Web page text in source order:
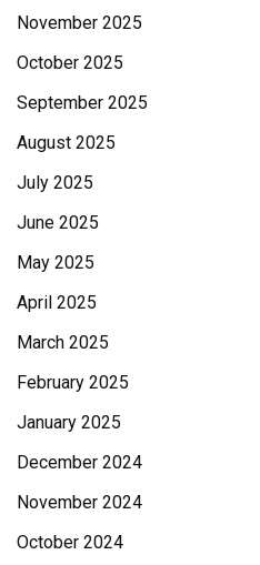
November 2025
October 2025
September 2025
August 2025
July 2025
June 2025
May 2025
April 2025
March 2025
February 2025
January 2025
December 2024
November 2024
October 2024